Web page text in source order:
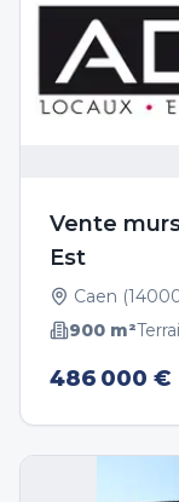
Vente
Est
Caen (
900 m²
486 000 €